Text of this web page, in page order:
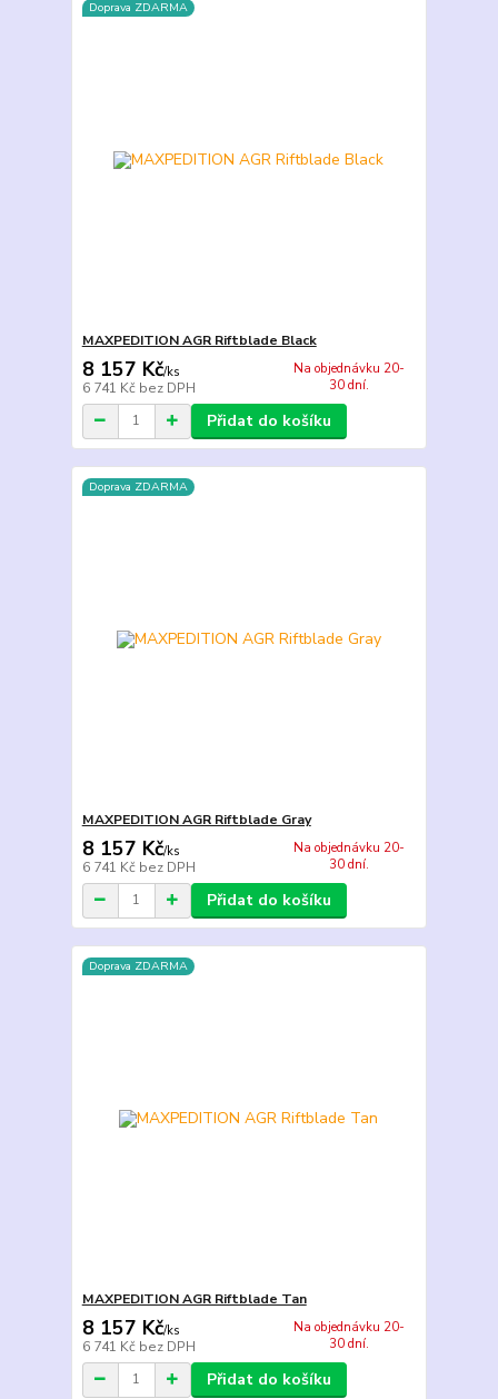
Doprava ZDARMA
MAXPEDITION AGR Riftblade Black
8 157 Kč/ks
6 741 Kč bez DPH
Na objednávku 20-
30 dní.
Přidat do košíku
Doprava ZDARMA
MAXPEDITION AGR Riftblade Gray
8 157 Kč/ks
6 741 Kč bez DPH
Na objednávku 20-
30 dní.
Přidat do košíku
Doprava ZDARMA
MAXPEDITION AGR Riftblade Tan
8 157 Kč/ks
6 741 Kč bez DPH
Na objednávku 20-
30 dní.
Přidat do košíku